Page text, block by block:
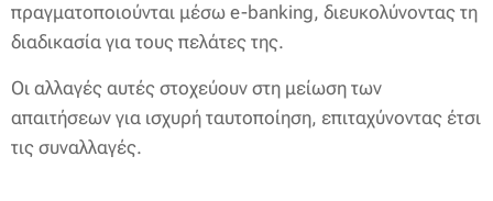
πραγματοποιούνται μέσω e-banking, διευκολύνοντας τη
διαδικασία για τους πελάτες της.
Οι αλλαγές αυτές στοχεύουν στη μείωση των
απαιτήσεων για ισχυρή ταυτοποίηση, επιταχύνοντας έτσι
τις συναλλαγές.